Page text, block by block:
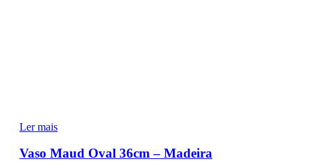
Ler mais
Vaso Maud Oval 36cm – Madeira